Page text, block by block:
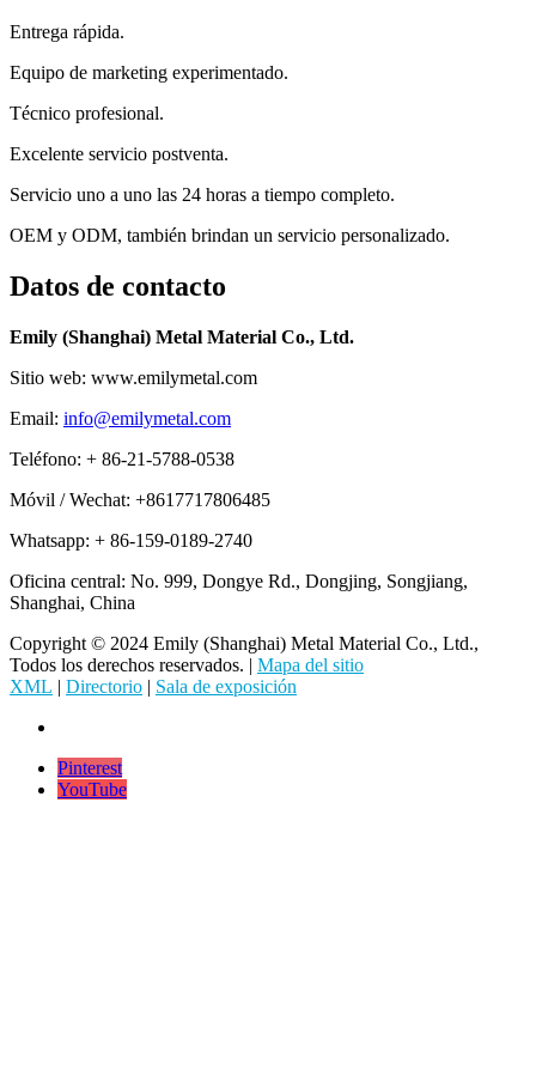
Entrega rápida.
Equipo de marketing experimentado.
Técnico profesional.
Excelente servicio postventa.
Servicio uno a uno las 24 horas a tiempo completo.
OEM y ODM, también brindan un servicio personalizado.
Datos de contacto
Emily (Shanghai) Metal Material Co., Ltd.
Sitio web: www.emilymetal.com
Email: info@emilymetal.com
Teléfono: + 86-21-5788-0538
Móvil / Wechat: +8617717806485
Whatsapp: + 86-159-0189-2740
Oficina central: No. 999, Dongye Rd., Dongjing, Songjiang,
Shanghai, China
Copyright © 2024 Emily (Shanghai) Metal Material Co., Ltd.,
Todos los derechos reservados. | Mapa del sitio
XML | Directorio | Sala de exposición
Pinterest
YouTube